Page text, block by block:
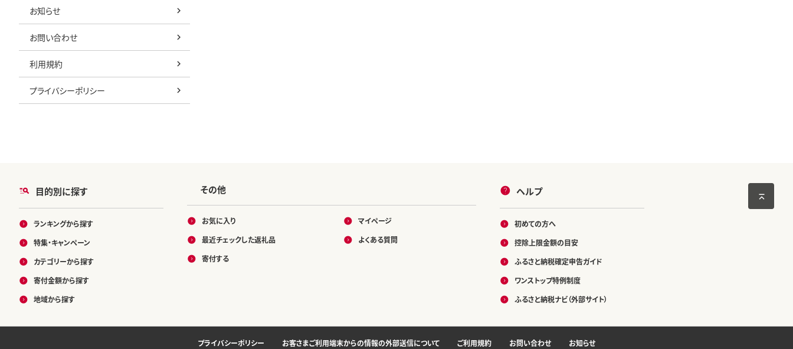
お知らせ
お問い合わせ
利用規約
プライバシーポリシー
目的別に探す
ランキングから探す
特集・キャンペーン
カテゴリーから探す
寄付金額から探す
地域から探す
その他
お気に入り
最近チェックした返礼品
寄付する
マイページ
よくある質問
ヘルプ
初めての方へ
控除上限金額の目安
ふるさと納税確定申告ガイド
ワンストップ特例制度
ふるさと納税ナビ（外部サイト）
プライバシーポリシー お客さまご利用端末からの情報の外部送信について ご利用規約 お問い合わせ お知らせ